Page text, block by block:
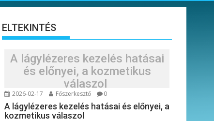
ELTEKINTÉS
A lágylézeres kezelés hatásai
és előnyei, a kozmetikus
válaszol
2026-02-17 Főszerkesztő 0
A lágylézeres kezelés hatásai és előnyei, a
kozmetikus válaszol